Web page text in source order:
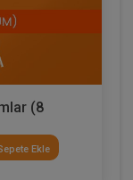
(8
Ekle